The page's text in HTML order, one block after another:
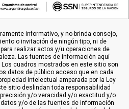
informativo, y no brinda consejo,
o invitación de ningún tipo, ni de
realizar actos y/u operaciones de
Las fuentes de información aquí
cuadros mostrados en este sitio son
datos de público acceso que en cada
intelectual amparada por la Ley
sitio deslindan toda responsabilidad
y/o veracidad y/o exactitud y/o
y/o de las fuentes de información